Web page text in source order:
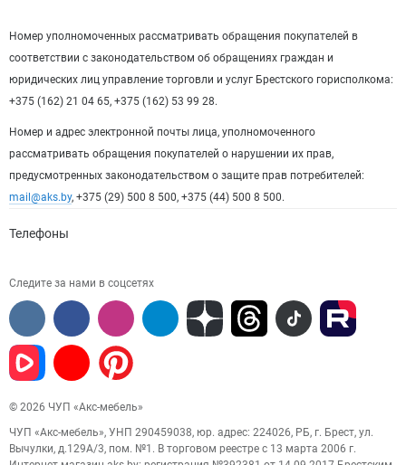
Номер уполномоченных рассматривать обращения покупателей в
соответствии с законодательством об обращениях граждан и
юридических лиц управление торговли и услуг Брестского горисполкома:
+375 (162) 21 04 65, +375 (162) 53 99 28.
Номер и адрес электронной почты лица, уполномоченного
рассматривать обращения покупателей о нарушении их прав,
предусмотренных законодательством о защите прав потребителей:
mail@aks.by, +375 (29) 500 8 500, +375 (44) 500 8 500.
Телефоны
Следите за нами в соцсетях
© 2026 ЧУП «Акс-мебель»
ЧУП «Акс-мебель», УНП 290459038, юр. адрес: 224026, РБ, г. Брест, ул.
Вычулки, д.129А/3, пом. №1. В торговом реестре с 13 марта 2006 г.